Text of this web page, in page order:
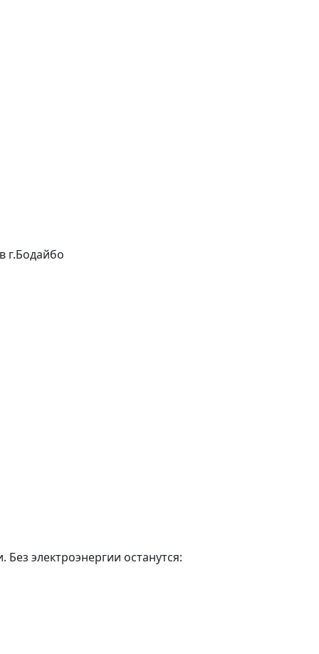
г.Бодайбо
электроэнергии останутся: